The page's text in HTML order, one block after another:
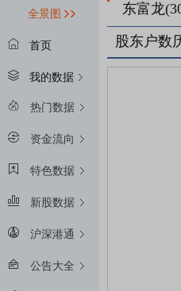
全景图
首页
我的数据
热门数据
资金流向
特色数据
新股数据
沪深港通
公告大全
东富龙
股东户数